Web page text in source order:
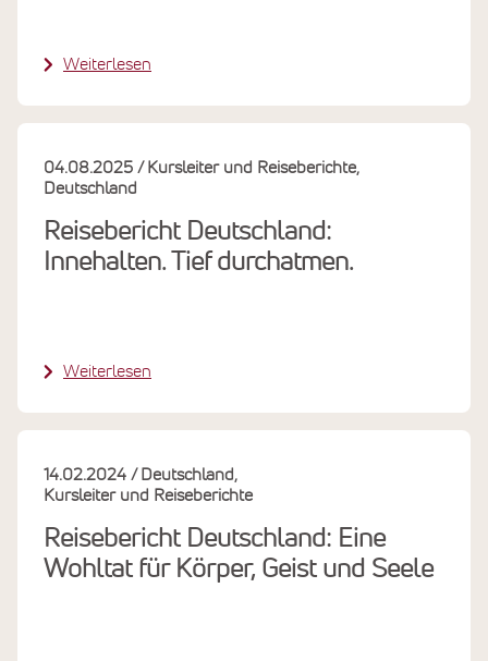
Weiterlesen
Reisebericht Deutschland:
Innehalten. Tief durchatmen.
04.08.2025
Kursleiter und Reiseberichte
Deutschland
Weiterlesen
Reisebericht Deutschland: Eine
Wohltat für Körper, Geist und Seele
14.02.2024
Deutschland
Kursleiter und Reiseberichte